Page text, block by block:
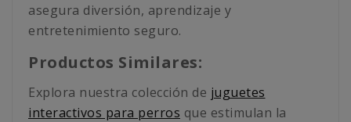
asegura diversión, aprendizaje y
entretenimiento seguro.
Productos Similares:
Explora nuestra colección de juguetes
interactivos para perros que estimulan la